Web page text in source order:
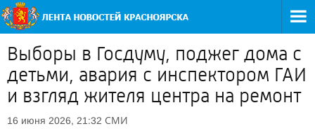
Выборы в Госдуму, поджег дома с
детьми, авария с инспектором ГАИ
и взгляд жителя центра на ремонт
16 июня 2026, 21:32 СМИ